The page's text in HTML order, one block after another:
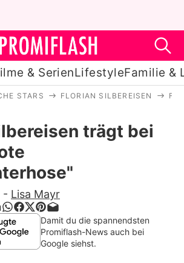
& SerienLifestyleFamilie &
Stars
Filme & Serien
Lifestyle
Familie & Liebe
Exklusiv
STARS FLORIAN SILBEREISEN
trägt bei
- Lisa Mayr
Damit du die spannendsten
Promiflash-News auch bei
Google siehst.